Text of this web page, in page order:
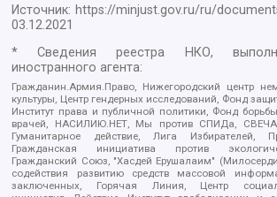
Источник: https://minjust.gov.ru/ru/
03.12.2021
* Сведения реестра НКО,
иностранного агента:
Гражданин.Армия.Право, Нижегородский центр
культуры, Центр гендерных исследований, Фонд
Институт права и публичной политики, Фонд
врачей, НАСИЛИЮ.НЕТ, Мы против СПИДа, СВЕЧА,
Гуманитарное действие, Лига Избирателей,
Гражданская инициатива против
Гражданский Союз, "Хасдей Ерушалаим"
содействия развитию средств массовой
заключенных, Горячая Линия, Центр